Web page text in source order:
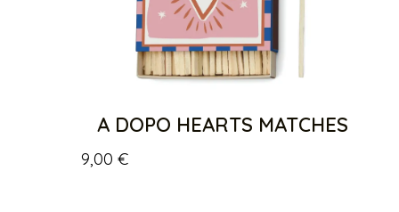
A DOPO HEARTS MATCHES
9,00 €